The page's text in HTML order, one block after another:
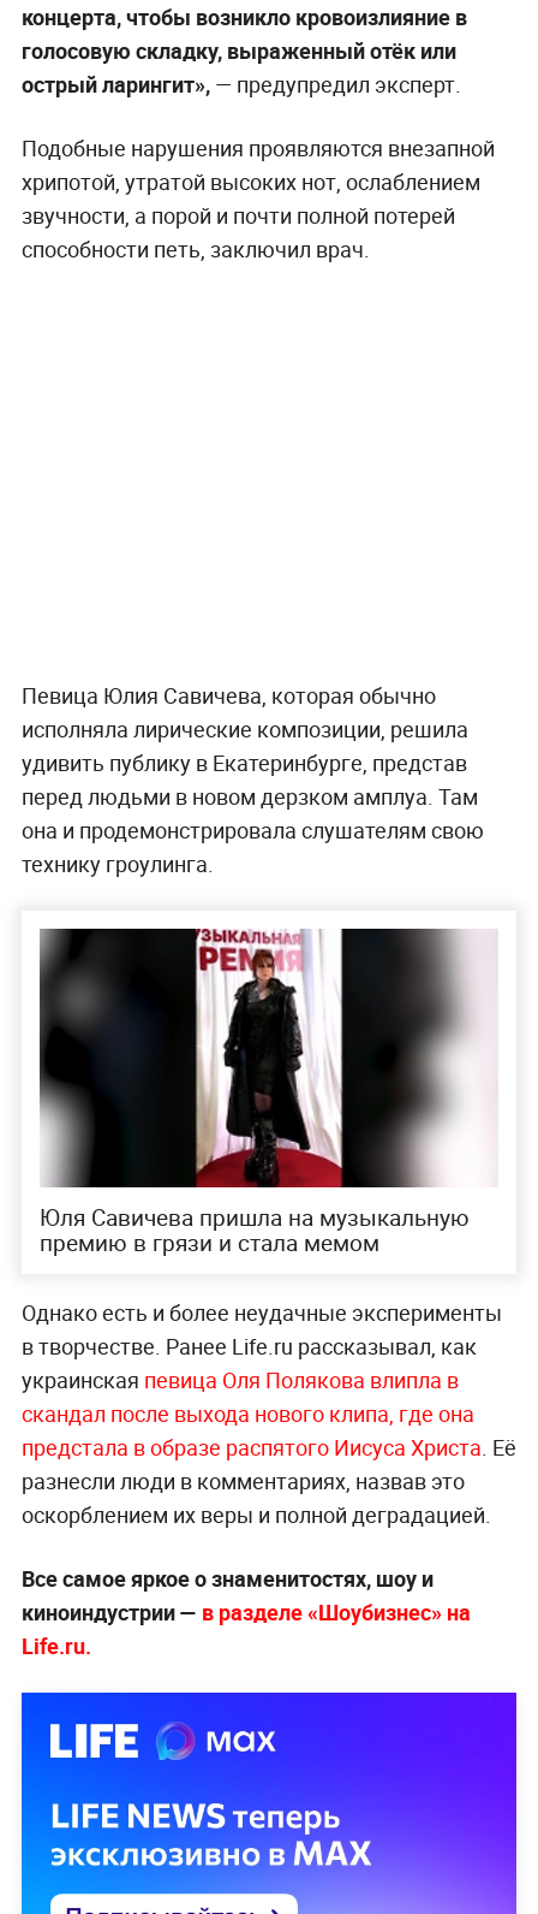
концерта, чтобы возникло кровоизлияние в
голосовую складку, выраженный отёк или
острый ларингит»,— предупредил эксперт.
Подобные нарушения проявляются внезапной
хрипотой, утратой высоких нот, ослаблением
звучности, а порой и почти полной потерей
способности петь, заключил врач.
Певица Юлия Савичева, которая обычно
исполняла лирические композиции, решила
удивить публику в Екатеринбурге, представ
перед людьми в новом дерзком амплуа. Там
она и продемонстрировала слушателям свою
технику гроулинга.
Юля Савичева пришла на музыкальную
премию в грязи и стала мемом
Однако есть и более неудачные эксперименты
в творчестве. Ранее Life.ru рассказывал, как
украинская певица Оля Полякова влипла в
скандал после выхода нового клипа, где она
предстала в образе распятого Иисуса Христа . Её
разнесли люди в комментариях, назвав это
оскорблением их веры и полной деградацией.
Все самое яркое о знаменитостях, шоу и
киноиндустрии — в разделе «Шоубизнес» на
Life.ru.